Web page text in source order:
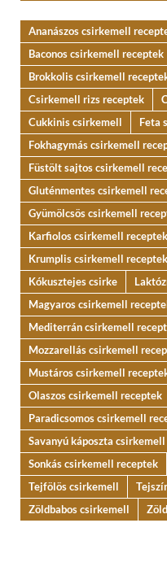
Ananászos csirkemell
Baconos csirkemell receptek
Brokkolis csirkemell
Csirkemell rizs receptek
Cukkinis csirkemell
Feta
Fokhagymás csirkemell
Füstölt sajtos csirkemell
Gluténmentes csirkemell
Gyümölcsös csirkemell
Karfiolos csirkemell receptek
Krumplis csirkemell receptek
Kókusztejes csirke
Magyaros csirkemell
Mediterrán csirkemell
Mozzarellás csirkemell
Mustáros csirkemell
Olaszos csirkemell receptek
Paradicsomos csirkemell
Savanyú káposzta
Sonkás csirkemell receptek
Tejfölös csirkemell
Zöldbabos csirkemell